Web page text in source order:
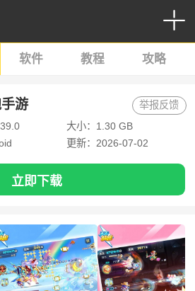
软件 教程 攻略
游
大小：1.30 GB
更新：2026-07-02
举报反馈
立即下载